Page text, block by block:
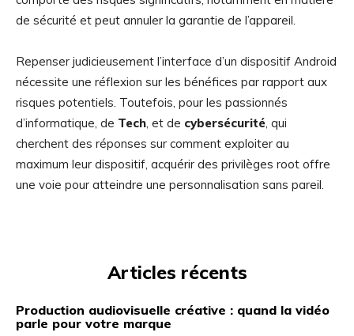
de sécurité et peut annuler la garantie de l’appareil.
Repenser judicieusement l’interface d’un dispositif Android
nécessite une réflexion sur les bénéfices par rapport aux
risques potentiels. Toutefois, pour les passionnés
d’informatique, de Tech, et de cybersécurité, qui
cherchent des réponses sur comment exploiter au
maximum leur dispositif, acquérir des privilèges root offre
une voie pour atteindre une personnalisation sans pareil.
Articles récents
Production audiovisuelle créative : quand la vidéo
parle pour votre marque